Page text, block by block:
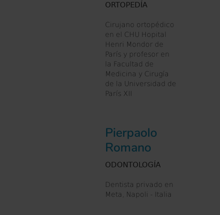
ORTOPEDÍA
Cirujano ortopédico
en el CHU Hopital
Henri Mondor de
París y profesor en
la Facultad de
Medicina y Cirugía
de la Universidad de
París XII
Pierpaolo
Romano
ODONTOLOGÍA
Dentista privado en
Meta, Napoli - Italia